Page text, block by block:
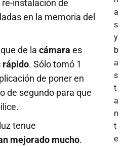
instalación de
en la memoria del
de la cámara es
rápido. Sólo tomó 1
de poner en
de segundo para que
tenue
mejorado mucho.
a
s
y
b
a
s
t
a
n
t
e